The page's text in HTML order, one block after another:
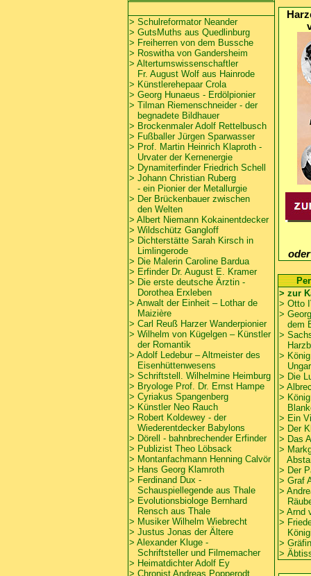
> Schulreformator Neander
> GutsMuths aus Quedlinburg
> Freiherren von dem Bussche
> Roswithavon Gandersheim
> Altertumswissenschaftler
Fr. August Wolf aus Hainrode
> Künstlerehepaar Crola
> Georg Hunaeus - Erdölpionier
> Tilman Riemenschneider - der
begnadete Bildhauer
> Brockenmaler Adolf Rettelbusch
> Fußballer Jürgen Sparwasser
> Prof. Martin Heinrich Klaproth -
Urvater der Kernenergie
> Dynamiterfinder Friedrich Schell
> Johann Christian Ruberg
- ein Pionier der Metallurgie
> Der Brückenbauer zwischen
den Welten
> Albert Niemann Kokainentdecker
> Wildschütz Gangloff
> Dichterstätte Sarah Kirsch in
Limlingerode
> Die Malerin Caroline Bardua
> Erfinder Dr. August E. Kramer
> Die erste deutsche Ärztin -
Dorothea Erxleben
> Anwalt der Einheit – Lothar de
Maizière
> Carl Reuß Harzer Wanderpionier
> Wilhelm von Kügelgen – Künstler
der Romantik
> Adolf Ledebur – Altmeister des
Eisenhüttenwesens
> Schriftstell. Wilhelmine Heimburg
> Bryologe Prof. Dr. Ernst Hampe
> Cyriakus Spangenberg
> Künstler Neo Rauch
> Robert Koldewey - der
Wiederentdecker Babylons
> Dörell - bahnbrechender Erfinder
> Publizist Theo Löbsack
> Montanfachmann Henning Calvör
> Hans Georg Klamroth
> Ferdinand Dux -
Schauspiellegende aus Thale
> Evolutionsbiologe Bernhard
Rensch aus Thale
> Musiker Wilhelm Wiebrecht
> Justus Jonas der Ältere
> Alexander Kluge -
Schriftsteller und Filmemacher
> Heimatdichter Adolf Ey
> Chronist Andreas Popperodt
> zur
> Otto
>
dem
>
>
> Die
>
>
> Ein
> Der
> Das
>
> Der
> Graf
>
> Arnd
>
>
>